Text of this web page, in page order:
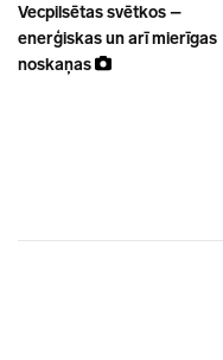
Vecpilsētas svētkos –
enerģiskas un arī mierīgas
noskaņas